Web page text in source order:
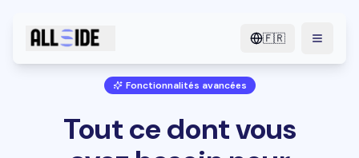
🇫🇷
Fonctionnalités avancées
Tout ce dont vous